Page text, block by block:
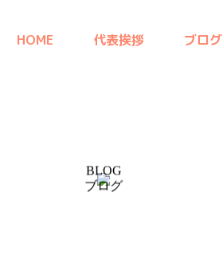
HOME 代表挨拶 ブログ
BLOG
ブログ